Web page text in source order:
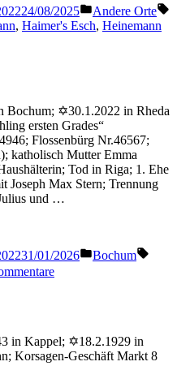
24/08/2025
Veröffentlicht
in
Andere Orte
, Haimer's Esch, Heinemann
Bochum; ✡30.1.2022 in Rheda
ersten Grades“
Flossenbürg Nr.46567;
katholisch Mutter Emma
Tod in Riga; 1. Ehe
Joseph Max Stern; Trennung
und …
31/01/2026
Veröffentlicht
Bochum
zu
in Kappel; ✡18.2.1929 in
Korsagen-Geschäft Markt 8